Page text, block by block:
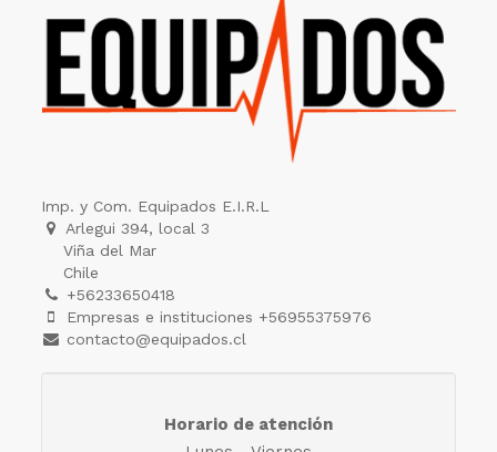
Imp. y Com. Equipados E.I.R.L
Arlegui 394, local 3
Viña del Mar
Chile
+56233650418
Empresas e instituciones +56955375976
contacto@equipados.cl
Horario de atención